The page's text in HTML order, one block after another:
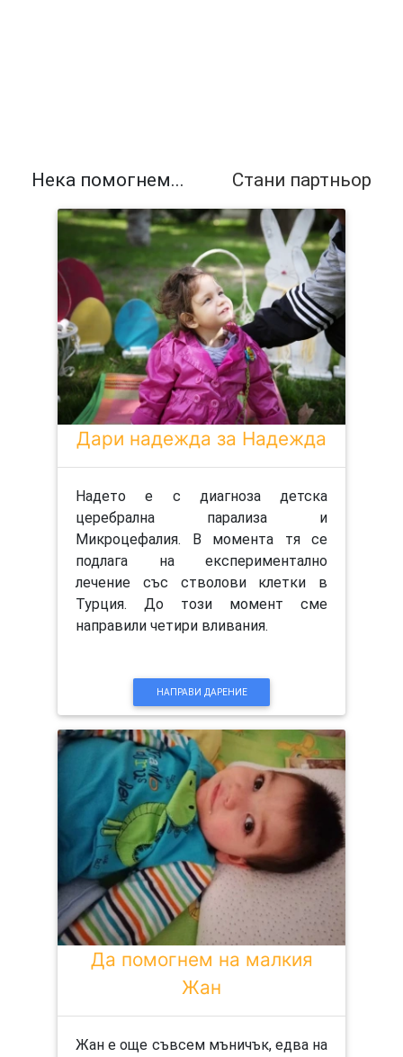
Нека помогнем... Стани партньор
Дари надежда за Надежда
Надето е с диагноза детска
церебрална парализа и
Микроцефалия. В момента тя се
подлага на експериментално
лечение със стволови клетки в
Турция. До този момент сме
направили четири вливания.
НАПРАВИ ДАРЕНИЕ
Да помогнем на малкия
Жан
Жан е още съвсем мъничък, едва на